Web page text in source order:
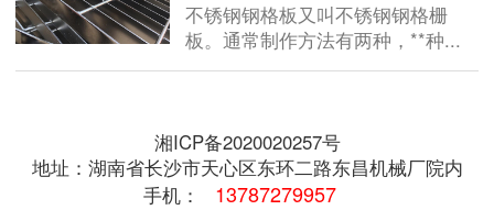
不锈钢钢格板又叫不锈钢钢格栅
板。通常制作方法有两种，**种...
湘ICP备2020020257号
地址：湖南省长沙市天心区东环二路东昌机械厂院内
手机：
13787279957